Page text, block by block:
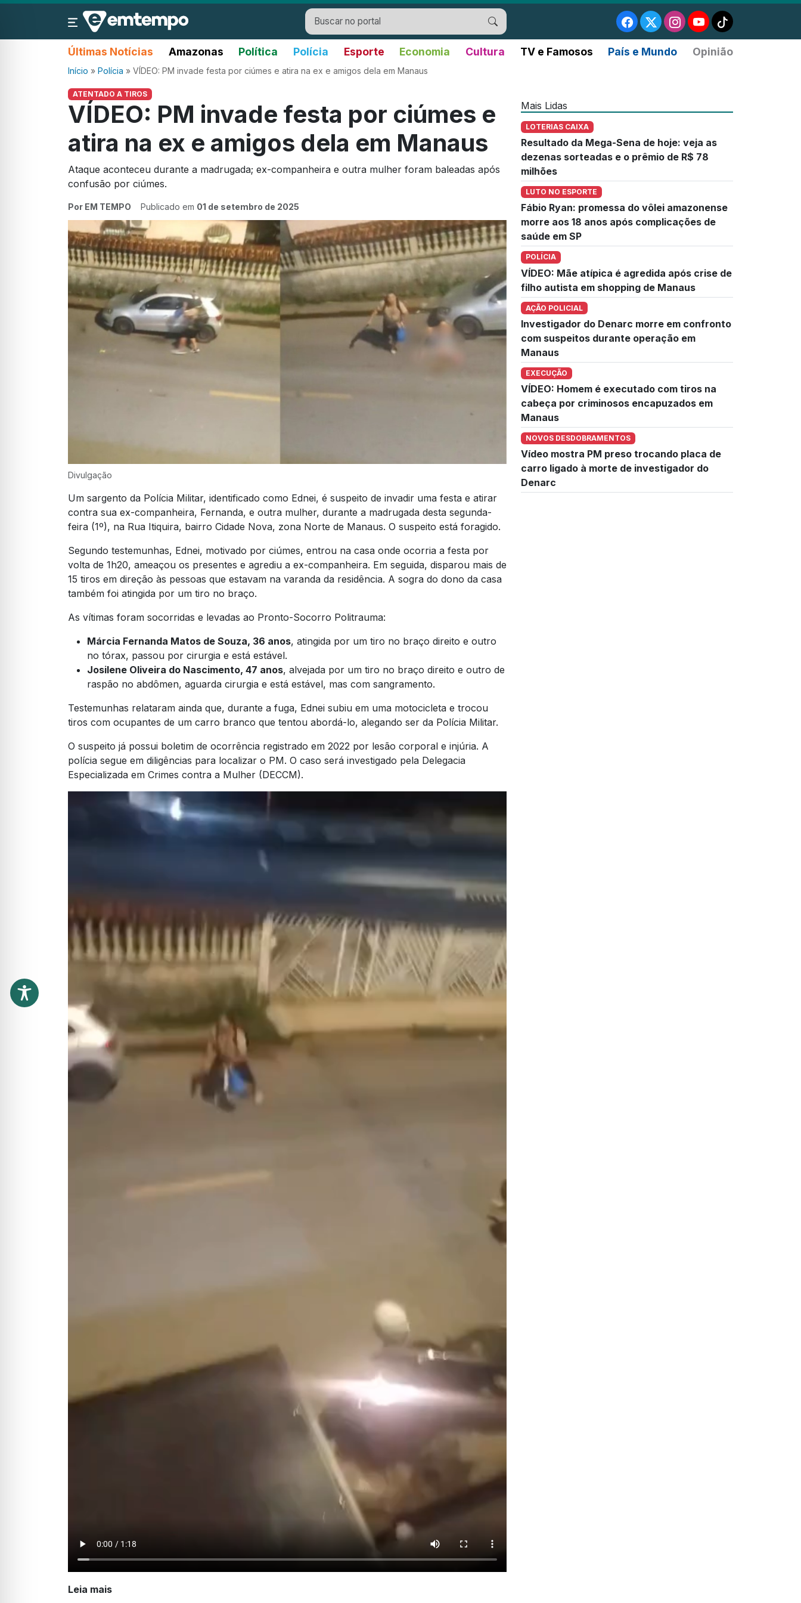
Últimas Notícias Amazonas Política Polícia Esporte Economia Cultura TV e Famosos País e Mundo Opinião
Início » Polícia » VÍDEO: PM invade festa por ciúmes e atira na ex e amigos dela em Manaus
ATENTADO A TIROS
VÍDEO: PM invade festa por ciúmes e
atira na ex e amigos dela em Manaus
Ataque aconteceu durante a madrugada; ex-companheira e outra mulher foram baleadas após
confusão por ciúmes.
Por EM TEMPO Publicado em 01 de setembro de 2025
Divulgação
Um sargento da Polícia Militar, identificado como Ednei, é suspeito de invadir uma festa e atirar
contra sua ex-companheira, Fernanda, e outra mulher, durante a madrugada desta segunda-
feira (1º), na Rua Itiquira, bairro Cidade Nova, zona Norte de Manaus. O suspeito está foragido.
Segundo testemunhas, Ednei, motivado por ciúmes, entrou na casa onde ocorria a festa por
volta de 1h20, ameaçou os presentes e agrediu a ex-companheira. Em seguida, disparou mais de
15 tiros em direção às pessoas que estavam na varanda da residência. A sogra do dono da casa
também foi atingida por um tiro no braço.
As vítimas foram socorridas e levadas ao Pronto-Socorro Politrauma:
Márcia Fernanda Matos de Souza, 36 anos, atingida por um tiro no braço direito e outro
no tórax, passou por cirurgia e está estável.
Josilene Oliveira do Nascimento, 47 anos, alvejada por um tiro no braço direito e outro de
raspão no abdômen, aguarda cirurgia e está estável, mas com sangramento.
Testemunhas relataram ainda que, durante a fuga, Ednei subiu em uma motocicleta e trocou
tiros com ocupantes de um carro branco que tentou abordá-lo, alegando ser da Polícia Militar.
O suspeito já possui boletim de ocorrência registrado em 2022 por lesão corporal e injúria. A
polícia segue em diligências para localizar o PM. O caso será investigado pela Delegacia
Especializada em Crimes contra a Mulher (DECCM).
Leia mais
Mais Lidas
LOTERIAS CAIXA
Resultado da Mega-Sena de hoje: veja as
dezenas sorteadas e o prêmio de R$ 78
milhões
LUTO NO ESPORTE
Fábio Ryan: promessa do vôlei amazonense
morre aos 18 anos após complicações de
saúde em SP
POLÍCIA
VÍDEO: Mãe atípica é agredida após crise de
filho autista em shopping de Manaus
AÇÃO POLICIAL
Investigador do Denarc morre em confronto
com suspeitos durante operação em
Manaus
EXECUÇÃO
VÍDEO: Homem é executado com tiros na
cabeça por criminosos encapuzados em
Manaus
NOVOS DESDOBRAMENTOS
Vídeo mostra PM preso trocando placa de
carro ligado à morte de investigador do
Denarc